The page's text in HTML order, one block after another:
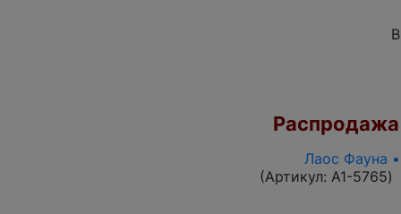
Распродажа
Лаос Фауна
(Артикул: A1-5765)